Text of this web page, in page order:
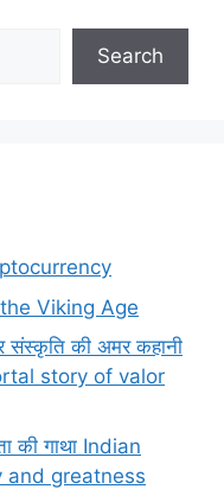
Search
the Viking Age
संस्कृति की अमर कहानी
story of valor
की गाथा Indian
and greatness